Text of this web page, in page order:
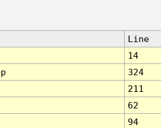
Line
14
324
211
62
94